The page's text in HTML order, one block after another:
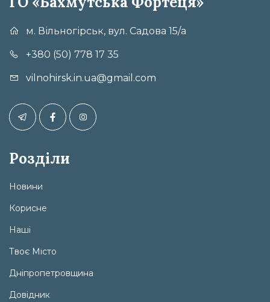
м. Вільногірськ, вул. Садова 15/а
+380 (50) 778 17 35
vilnohirsk.in.ua@gmail.com
Розділи
Новини
Корисне
Наші
Твоє Місто
Дніпропетровщина
Довідник